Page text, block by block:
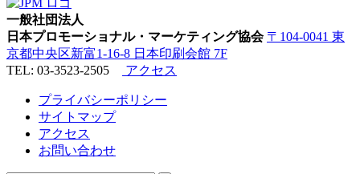
一般社団法人
日本プロモーショナル・マーケティング協会 〒104-0041 東
京都中央区新富1-16-8 日本印刷会館 7F
TEL: 03-3523-2505
アクセス
プライバシーポリシー
サイトマップ
アクセス
お問い合わせ